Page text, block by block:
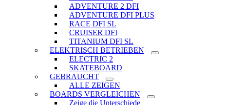
ADVENTURE 2 DFI
ADVENTURE DFI PLUS
RACE DFI SL
CRUISER DFI
TITANIUM DFI SL
ELEKTRISCH BETRIEBEN
ELECTRIC 2
SKATEBOARD
GEBRAUCHT
ALLE ZEIGEN
BOARDS VERGLEICHEN
Zeige die Unterschiede